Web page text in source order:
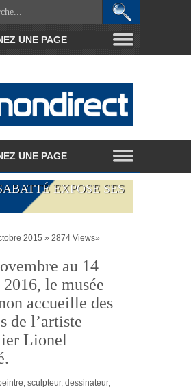
EXPOSE SES
2015 » 2874 Views»
au 14
le musée
accueille des
de l’artiste
Lionel
sculpteur, dessinateur,